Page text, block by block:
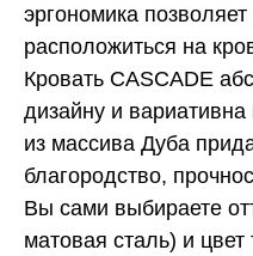
эргономика
расположиться на
Кровать CASCADE
дизайну и
из массива Дуба
благородство,
Вы сами выбираете
матовая сталь) и